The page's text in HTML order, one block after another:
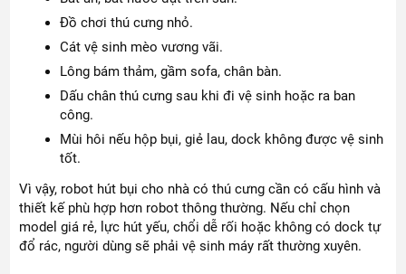
Đồ chơi thú cưng nhỏ.
Cát vệ sinh mèo vương vãi.
Lông bám thảm, gầm sofa, chân bàn.
Dấu chân thú cưng sau khi đi vệ sinh hoặc ra ban
công.
Mùi hôi nếu hộp bụi, giẻ lau, dock không được vệ sinh
tốt.
Vì vậy, robot hút bụi cho nhà có thú cưng cần có cấu hình và
thiết kế phù hợp hơn robot thông thường. Nếu chỉ chọn
model giá rẻ, lực hút yếu, chổi dễ rối hoặc không có dock tự
đổ rác, người dùng sẽ phải vệ sinh máy rất thường xuyên.